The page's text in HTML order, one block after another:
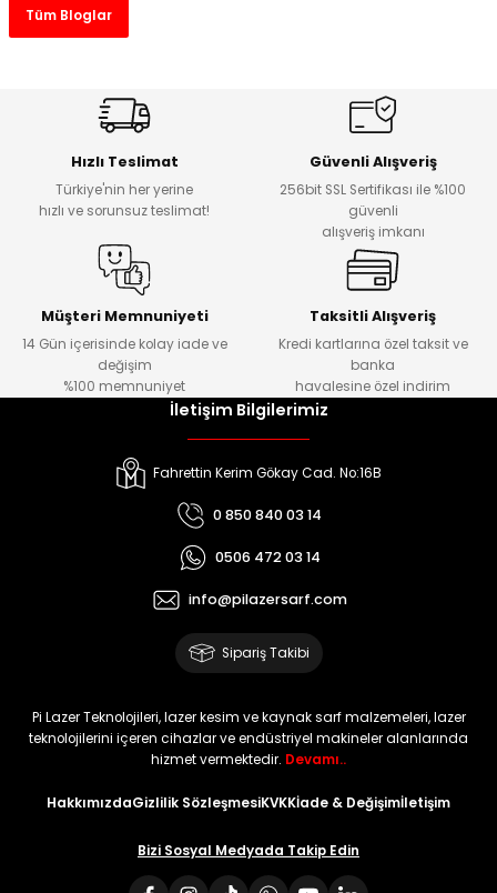
Tüm Bloglar
Hızlı Teslimat
Türkiye'nin her yerine
hızlı ve sorunsuz teslimat!
Güvenli Alışveriş
256bit SSL Sertifikası ile %100
güvenli
alışveriş imkanı
Müşteri Memnuniyeti
14 Gün içerisinde kolay iade ve
değişim
%100 memnuniyet
Taksitli Alışveriş
Kredi kartlarına özel taksit ve
banka
havalesine özel indirim
İletişim Bilgilerimiz
Fahrettin Kerim Gökay Cad. No:16B
0 850 840 03 14
0506 472 03 14
info@pilazersarf.com
Sipariş Takibi
Pi Lazer Teknolojileri, lazer kesim ve kaynak sarf malzemeleri, lazer
teknolojilerini içeren cihazlar ve endüstriyel makineler alanlarında
hizmet vermektedir. Devamı..
HakkımızdaGizlilik SözleşmesiKVKKİade & Değişimİletişim
Bizi Sosyal Medyada Takip Edin